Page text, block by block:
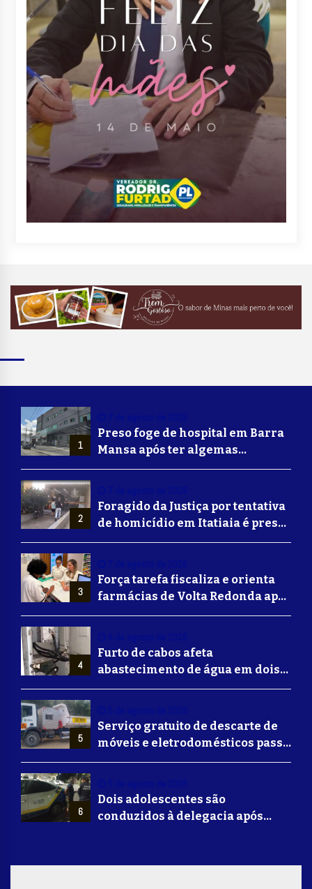
1
Preso foge de hospital em Barra
Mansa após ter algemas
retiradas para usar banheiro
2
Foragido da Justiça por tentativa
de homicídio em Itatiaia é preso
em Volta Redonda
3
Força tarefa fiscaliza e orienta
farmácias de Volta Redonda após
alerta de falsificação de
4
Furto de cabos afeta
abastecimento de água em dois
bairros de Volta Redonda
5
Serviço gratuito de descarte de
móveis e eletrodomésticos passa
a ser oferecido em Volta
6
Dois adolescentes são
conduzidos à delegacia após